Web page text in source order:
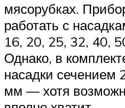
мясорубках.
работать с
16, 20, 25, 32, 40,
Однако, в
насадки сечением
мм — хотя